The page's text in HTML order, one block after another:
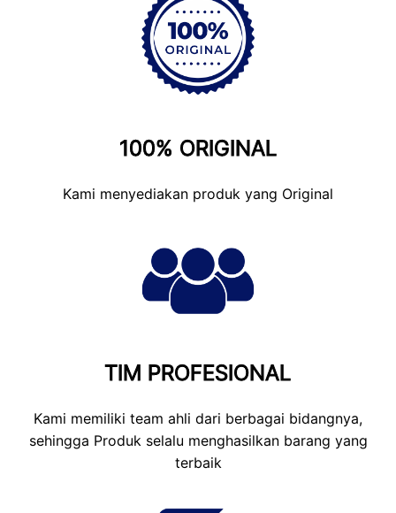
100% ORIGINAL
Kami menyediakan produk yang Original
TIM PROFESIONAL
Kami memiliki team ahli dari berbagai bidangnya,
sehingga Produk selalu menghasilkan barang yang
terbaik